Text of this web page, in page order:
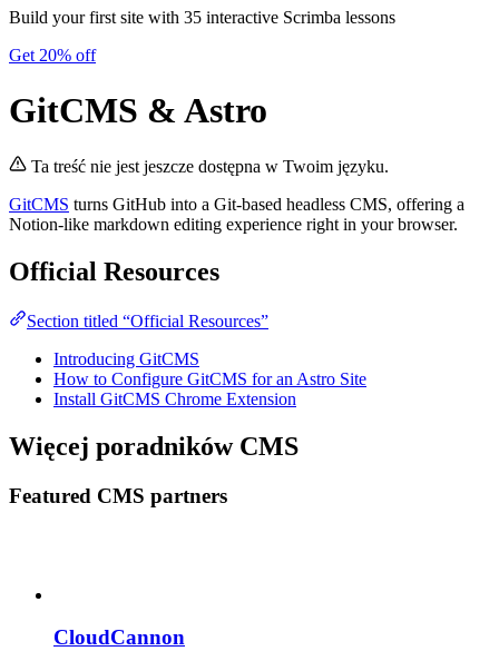
Build your first site with 35 interactive Scrimba lessons
Get 20% off
GitCMS & Astro
Ta treść nie jest jeszcze dostępna w Twoim języku.
GitCMS turns GitHub into a Git-based headless CMS, offering a
Notion-like markdown editing experience right in your browser.
Official Resources
Section titled “Official Resources”
Introducing GitCMS
How to Configure GitCMS for an Astro Site
Install GitCMS Chrome Extension
Więcej poradników CMS
Featured CMS partners
CloudCannon